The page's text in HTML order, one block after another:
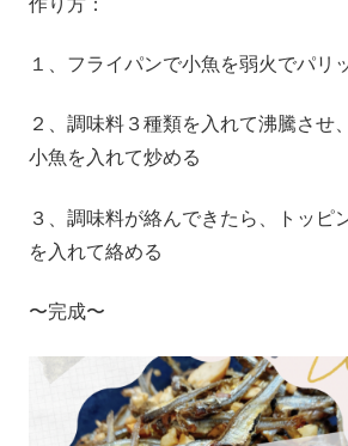
１、フライパンで小魚を弱火でパリ
２、調味料３種類を入れて沸騰させ
小魚を入れて炒める
３、調味料が絡んできたら、トッピ
を入れて絡める
〜完成〜